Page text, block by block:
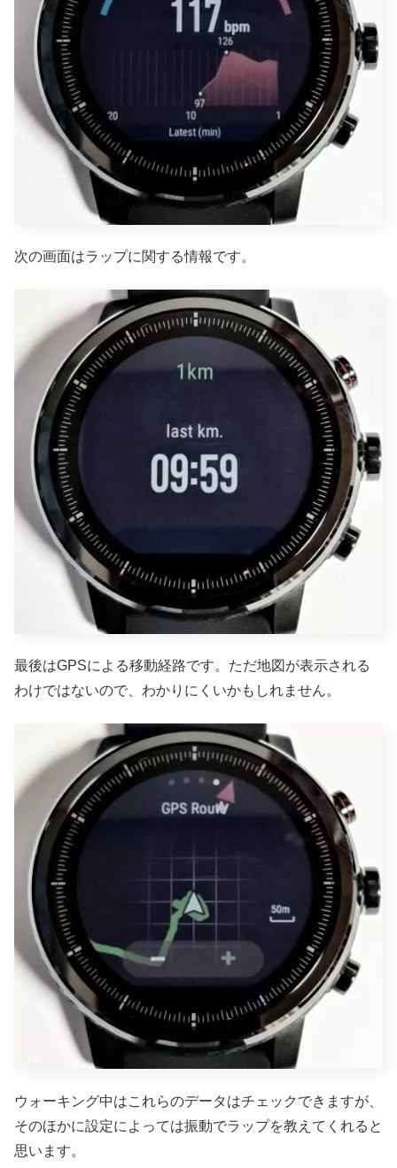
次の画面はラップに関する情報です。
最後はGPSによる移動経路です。ただ地図が表示される
わけではないので、わかりにくいかもしれません。
ウォーキング中はこれらのデータはチェックできますが、
そのほかに設定によっては振動でラップを教えてくれると
思います。